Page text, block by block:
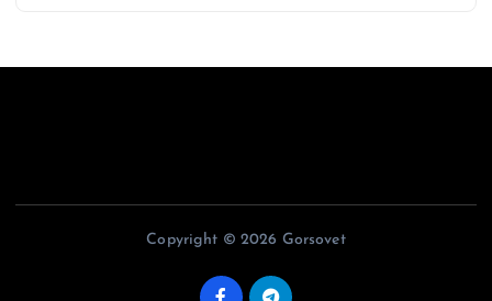
Copyright © 2026 Gorsovet